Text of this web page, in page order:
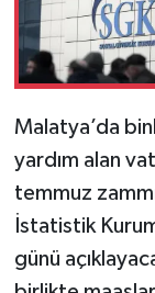
Malatya’da
yardım alan
temmuz
İstatistik
günü